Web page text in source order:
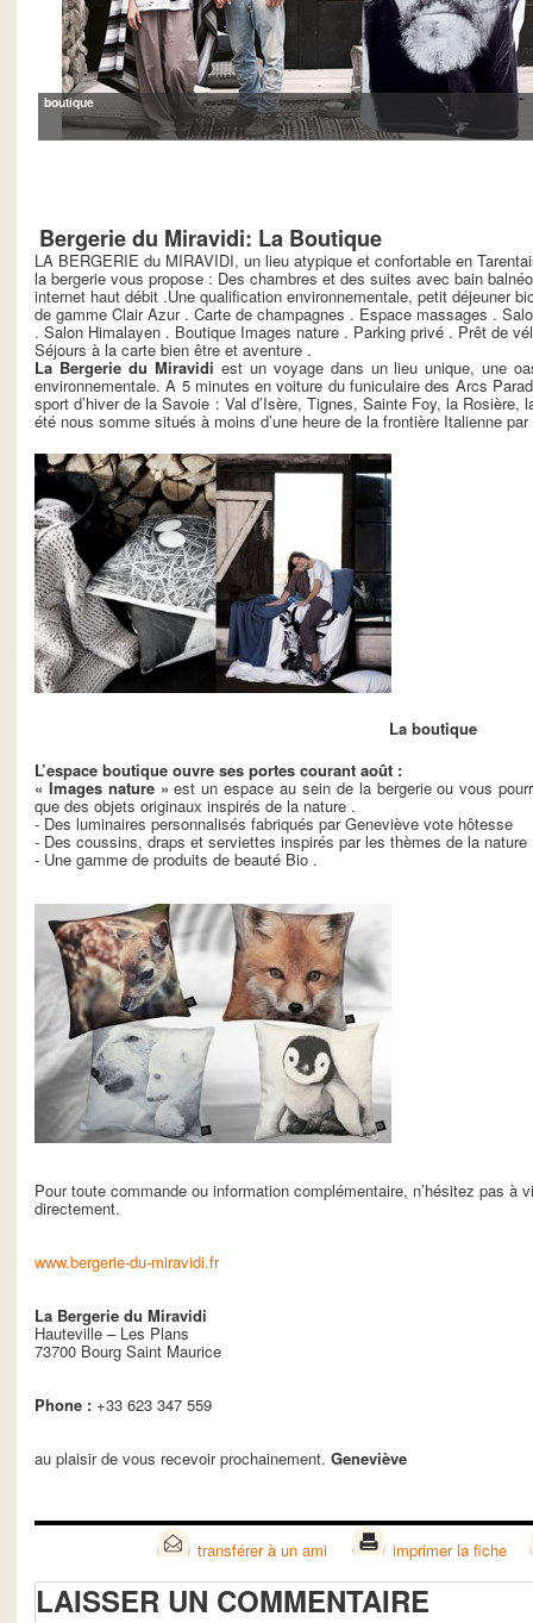
boutique
Bergerie du Miravidi: La Boutique
LA BERGERIE du MIRAVIDI, un lieu atypique et confortable en
la bergerie vous propose : Des chambres et des suites avec bain
internet haut débit .Une qualification environnementale, petit déjeuner
de gamme Clair Azur . Carte de champagnes . Espace massages .
. Salon Himalayen . Boutique Images nature . Parking privé . Prêt de
Séjours à la carte bien être et aventure .
La Bergerie du Miravidi est un voyage dans un lieu unique, une
environnementale. A 5 minutes en voiture du funiculaire des Arcs
sport d’hiver de la Savoie : Val d’Isère, Tignes, Sainte Foy, la
été nous somme situés à moins d’une heure de la frontière Italienne
La boutique
L’espace boutique ouvre ses portes courant août :
« Images nature » est un espace au sein de la bergerie ou vous
que des objets originaux inspirés de la nature .
- Des luminaires personnalisés fabriqués par Geneviève vote hôtesse
- Des coussins, draps et serviettes inspirés par les thèmes de la nature
- Une gamme de produits de beauté Bio .
Pour toute commande ou information complémentaire, n’hésitez pas à
directement.
www.bergerie-du-miravidi.fr
La Bergerie du Miravidi
Hauteville – Les Plans
73700 Bourg Saint Maurice
Phone : +33 623 347 559
au plaisir de vous recevoir prochainement. Geneviève
transférer à un ami imprimer la fiche
LAISSER UN COMMENTAIRE